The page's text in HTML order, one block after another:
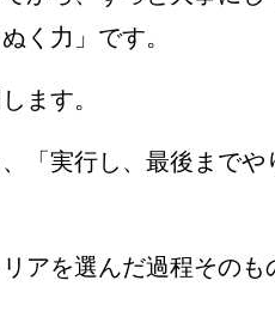
く力」です。
ます。
「実行し、最後までや
アを選んだ過程そのも